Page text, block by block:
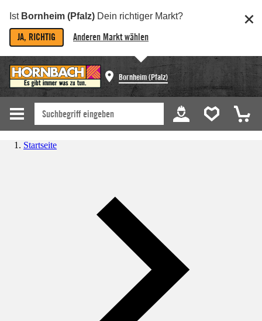
Ist Bornheim (Pfalz) Dein richtiger Markt?
JA, RICHTIG Anderen Markt wählen
Bornheim (Pfalz)
Startseite